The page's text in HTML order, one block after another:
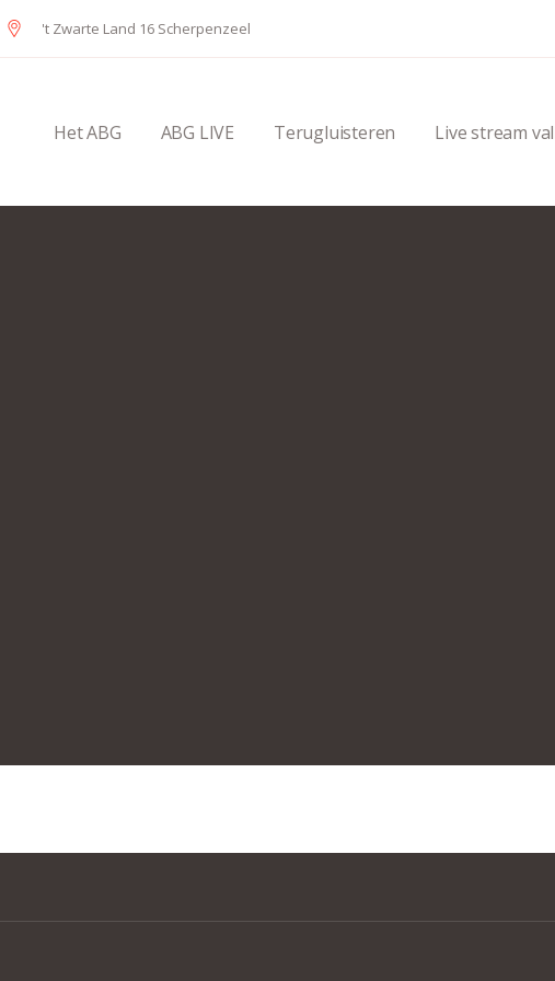
't Zwarte Land 16 Scherpenzeel
Het ABG ABG LIVE Terugluisteren Live stream